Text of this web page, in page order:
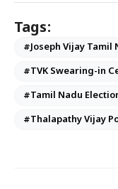
Tags:
#Joseph Vijay Tamil
#TVK Swearing-in
#Tamil Nadu
#Thalapathy Vijay